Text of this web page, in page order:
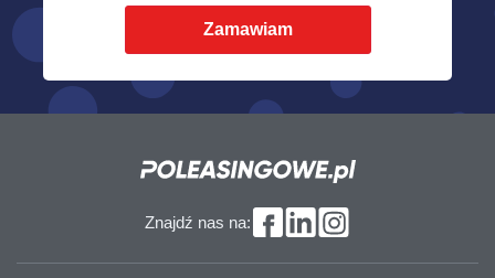
Zamawiam
Znajdź nas na: